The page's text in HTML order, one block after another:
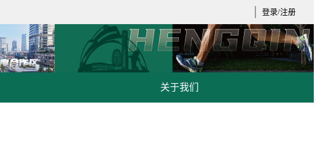
登录/注册
关于我们